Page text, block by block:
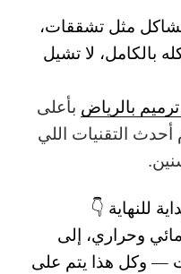
مشاكل مثل تشققات،
بالكامل، لا تشيل
بالرياض بأعلى
التقنيات اللي
للنهاية 👇
وحراري، إلى
— وكل هذا يتم على